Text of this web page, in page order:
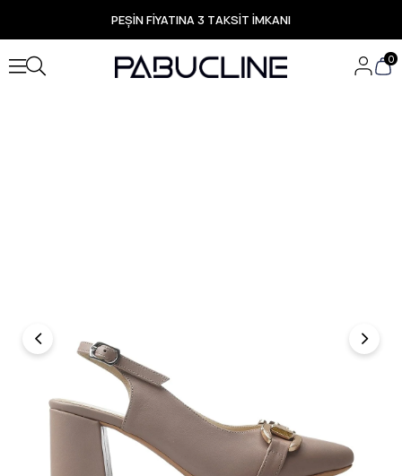
PEŞİN FİYATINA 3 TAKSİT İMKANI
TÜM ÜRÜNLERDE ÜCRETSİZ KARGO
Yeni Sezon Ürünlerde Özel Fırsatlar
Seçili Ürünlerde Hızlı Teslimat
0